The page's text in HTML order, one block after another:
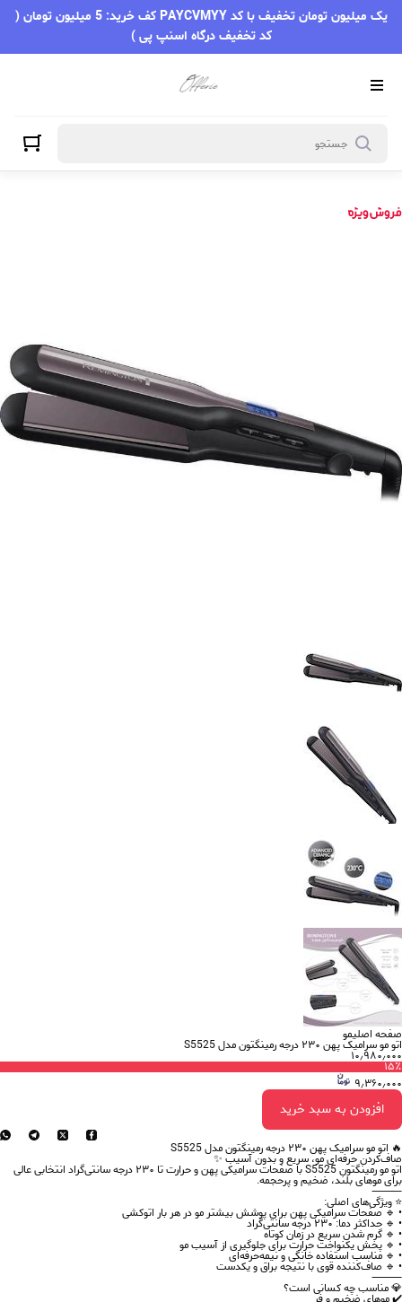
یک میلیون تومان تخفیف با کد PAYCVMYY کف خرید: 5 میلیون تومان (
کد تخفیف درگاه اسنپ پی )
صفحه اصلیمو
اتو مو سرامیک پهن ۲۳۰ درجه رمینگتون مدل S5525
۱۰٫۹۸۰٫۰۰۰
۱۵٪
۹٫۳۶۰٫۰۰۰
افزودن به سبد خرید
🔥 اتو مو سرامیک پهن ۲۳۰ درجه رمینگتون مدل S5525
صاف‌کردن حرفه‌ای مو، سریع و بدون آسیب ✨
اتو مو رمینگتون S5525 با صفحات سرامیکی پهنو حرارت تا ۲۳۰ درجه سانتی‌گراد انتخابی عالی
برای موهایبلند، ضخیم و پرحجمه.
⸻
⭐ ویژگی‌های اصلی:
• 🔹 صفحاتسرامیکی پهنبرای پوشش بیشتر مو در هر بار اتوکشی
• 🔹 حداکثر دما:۲۳۰ درجه سانتی‌گراد
• 🔹 گرم شدن سریعدر زمان کوتاه
• 🔹 پخش یکنواخت حرارت برای جلوگیری از آسیب مو
• 🔹 مناسب استفادهخانگی و نیمه‌حرفه‌ای
• 🔹 صاف‌کننده قوی با نتیجه براق و یکدست
⸻
💎 مناسب چه کسانی است؟